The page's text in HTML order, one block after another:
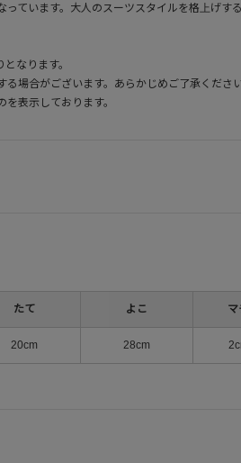
っています。大人のスーツスタイルを格上げす
なります。
場合がございます。あらかじめご了承ください
表示しております。
たて よこ マ
20cm 28cm